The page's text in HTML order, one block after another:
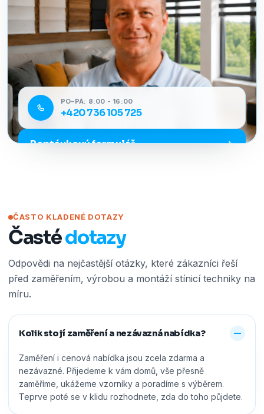
PO–PÁ: 8:00 - 16:00
+420 736 105 725
Poptávkový formulář
ČASTO KLADENÉ DOTAZY
Častédotazy
Odpovědi na nejčastější otázky, které zákazníci řeší
před zaměřením, výrobou a montáží stínicí techniky na
míru.
Kolik stojí zaměření a nezávazná nabídka?
Zaměření i cenová nabídka jsou zcela zdarma a
nezávazné. Přijedeme k vám domů, vše přesně
zaměříme, ukážeme vzorníky a poradíme s výběrem.
Teprve poté se v klidu rozhodnete, zda do toho půjdete.